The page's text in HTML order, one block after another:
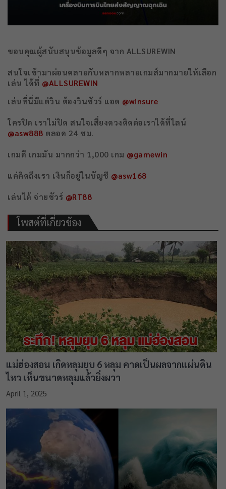
ขอบคุณผู้สนับสนุนข้อมูลดีๆ จาก ALLSUREWIN
สนใจเข้ามาผ่อนคลายกับหลากหลายเกมส์มากมายให้เลือก
เล่น ได้ที่ @ALLSUREWIN
เล่นที่นี่มีแต่วิน ต้องวินชัวร์ แอด @winsure
ใครปิด เราไม่ปิด สนใจเสี่ยงดวงติดต่อเราได้ที่ไลน์
@asw888 ตลอด 24 ชม.
เกมดี เกมมัน มากกว่า 1,000 เกม @gamewin
แค่คิดถึงเรา เงินก็อยู่ในบัญชี @asw168
เล่นได้ จ่ายชัวร์ @RT88
โพสต์ที่เกี่ยวข้อง
แม่ฮ่องสอน เกิดหลุมยุบ 6 หลุม คาดเป็นผลจากแผ่นดิน
ไหว เห็นขนาดหลุมแล้วยิ่งผวา
April 1, 2025